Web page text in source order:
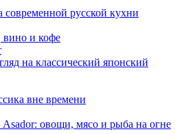
современной русской кухни
вино и кофе
на классический японский
вне времени
Asador: овощи, мясо и рыба на огне